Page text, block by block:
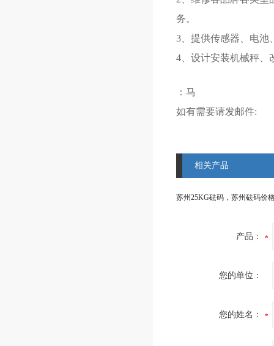
务。
3、提供传感器、电
4、设计安装机械秤、
：马
如有需要请发邮件:
相关产品
产品：
您的单位：
您的姓名：